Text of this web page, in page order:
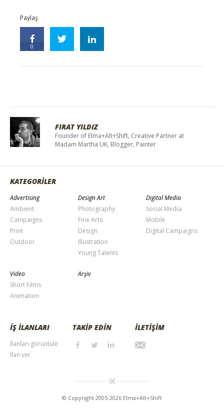
Paylaş
0
FIRAT YILDIZ
Founder of Elma+Alt+Shift, Creative Partner at
Madam Martha UK, Blogger, Painter
KATEGORİLER
Advertising
Ambient
Campaigns
Print
Outdoor
Design Art
Photography
Fine Arts
Design
Illustration
Young Talents
Digital Media
Social Media
Mobile
Digital Campaigns
Video
Short Films
Animation
Arşiv
İŞ İLANLARI
İlanları görüntüle
İlan ver
TAKİP EDİN İLETİŞİM
© Copyright 2005-2026 Elma+Alt+Shift